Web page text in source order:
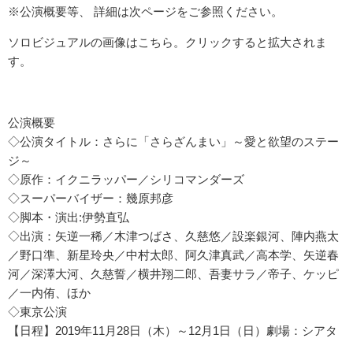
※公演概要等、 詳細は次ページをご参照ください。
ソロビジュアルの画像はこちら。クリックすると拡大されま
す。
公演概要
◇公演タイトル：さらに「さらざんまい」～愛と欲望のステー
ジ～
◇原作：イクニラッパー／シリコマンダーズ
◇スーパーバイザー：幾原邦彦
◇脚本・演出:伊勢直弘
◇出演：矢逆一稀／木津つばさ、久慈悠／設楽銀河、陣内燕太
／野口準、新星玲央／中村太郎、阿久津真武／高本学、矢逆春
河／深澤大河、久慈誓／横井翔二郎、吾妻サラ／帝子、ケッピ
／一内侑、ほか
◇東京公演
【日程】2019年11月28日（木）～12月1日（日）劇場：シアタ